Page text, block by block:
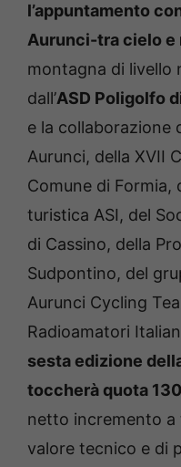
l’appuntamento
Aurunci-tra cielo e
montagna di livello
dall’ASD Poligolfo
e la collaborazione
Aurunci, della XVII
Comune di Formia,
turistica ASI, del
di Cassino, della
Sudpontino, del
Aurunci Cycling
Radioamatori
sesta edizione
toccherà quota
netto incremento a
valore tecnico e di